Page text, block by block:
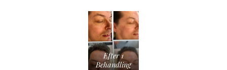
Efter 1
Behandling